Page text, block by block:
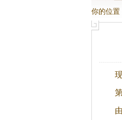
你的位置